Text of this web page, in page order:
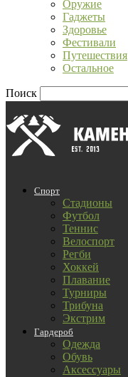
Оружие
Гаджеты
Здоровье
Фестивали
Путешествия
Остальное
Поиск
Спорт
Стадионы
Футбол
Теннис
Велоспорт
Регби
Хоккей
Плавание
Турниры
Трибуна
Экстрим
Гардероб
Одежда
Обувь
Аксессуары